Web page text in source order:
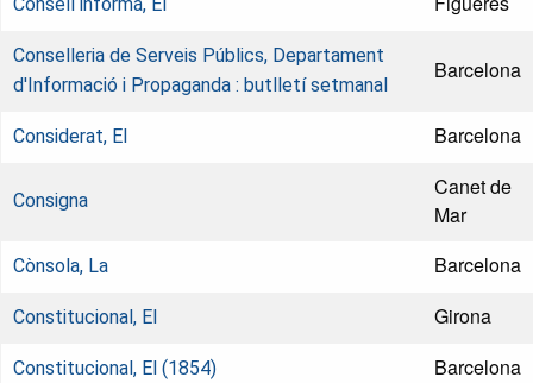
Conselleria de Serveis Públics, Departament
d'Informació i Propaganda : butlletí setmanal
Barcelona
Considerat, El Barcelona
Consigna
Canet de
Mar
Cònsola, La Barcelona
Constitucional, El Girona
Constitucional, El (1854) Barcelona